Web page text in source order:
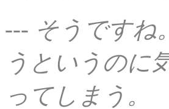
--- そうですね
うというのに
ってしまう。